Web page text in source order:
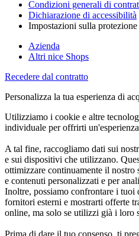
Condizioni generali di
Dichiarazione di accessibilità
Impostazioni sulla protezione
Azienda
Altri nice Shops
Recedere dal contratto
Personalizza la tua esperienza di
Utilizziamo i cookie e altre
individuale per offrirti
A tal fine, raccogliamo dati sui
e sui dispositivi che utilizzano.
ottimizzare continuamente il
e contenuti personalizzati e per
Inoltre, possiamo confrontare i
fornitori esterni e mostrarti offerte
online, ma solo se utilizzi già i loro